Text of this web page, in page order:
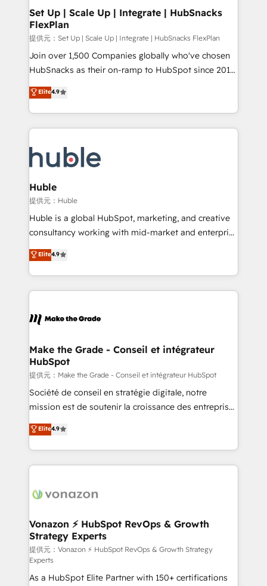
Award 🏆2020 Elite Solutions Partner 🏆2019
Integrations HubSpot Impact Award 🏆2019
Marketing Enablement HubSpot Impact Award 🏆
2018 Website Design HubSpot Impact Award 🏆2017
Website Design HubSpot Impact Award 🏆2016
Sales Enablement HubSpot Impact Award 🏆2015
Growth-Driven Design Agency of the Year 🏆2015
COS Design Award 🏆2013 HubSpot Marketplace
Provider of the Year 🏆2011 Became a HubSpot
Partner 📆Founded in 1997
Set Up | Scale Up | Integrate | HubSnacks
FlexPlan
提供元：Set Up | Scale Up | Integrate | HubSnacks FlexPlan
Join over 1,500 Companies globally who've chosen
HubSnacks as their on-ramp to HubSpot since 2014
Simple pay-as-you-go plans that accelerate value...
1️⃣ Set Up | Onboarding New or Check-fixing existing
HubSpot portals 2️⃣ Scale Up | 100% HubSpot Task
Execution... Global 24/7 ... All Experts 3️⃣ Integrate |
Slash months from your API Integration project... ⬅️
Click "Contact Business" ⬅️ to access 150+ Kickstart
Integration templates that put HubSpot in the center
of your tech stack, syncing... 🛍️ Shopify or
WooCommerce 💲 Stripe or Paypal 💰 Sage or
Netsuite 🤖 Google or Microsoft ✍️ DocuSign or
the rare Advanced "Custom Integrations"
Accreditation, securely sync data across... 🔄 any
new HubSpot portal with Advanced Website and
CRM Migrations using our in-house "HubScrub" Tool.
Elite4.9
Huble
提供元：Huble
Huble is a global HubSpot, marketing, and creative
consultancy working with mid-market and enterprise
businesses. We go beyond implementation, shaping
the strategy, processes, and teams that turn
HubSpot into a genuine growth engine. Named
HubSpot's Global Partner of the Year in 2024,
worldwide, and with over 15 years in the ecosystem,
One company, one operating model, delivering
across offices and consulting teams in the UK, USA,
Canada, Germany, France, Belgium, Singapore, and
South Africa. Certified compliant with ISO/IEC
27001:2022 and ISO 9001:2015 across all seven
Elite4.9
Make the Grade - Conseil et intégrateur
HubSpot
提供元：Make the Grade - Conseil et intégrateur HubSpot
Société de conseil en stratégie digitale, notre
mission est de soutenir la croissance des entreprises
B2B à travers l’acquisition de nouveaux clients,
l'intégration CRM et le développement des revenus
auprès de vos comptes existants. En France et à
l'international, nous travaillons avec des ETI
delà d’une simple transformation digitale et des
➤ L’intégration de CRM et de méthodologie RevOps
pour aligner les équipes marketing, commerciales et
support client (data migration, synchronisation API,
audit et maintenance) ➤ La création de sites internet
de conversion qui transforment les visiteurs en
Elite4.9
Vonazon ⚡ HubSpot RevOps & Growth
Strategy Experts
提供元：Vonazon ⚡ HubSpot RevOps & Growth Strategy
Experts
As a HubSpot Elite Partner with 150+ certifications